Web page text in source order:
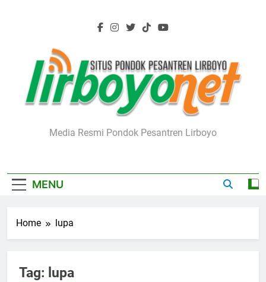
Lirboyo.net
Media Resmi Pondok Pesantren Lirboyo
MENU
Home lupa
Tag: lupa